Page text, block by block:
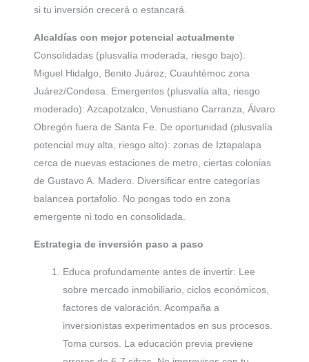
si tu inversión crecerá o estancará.
Alcaldías con mejor potencial actualmente
Consolidadas (plusvalía moderada, riesgo bajo):
Miguel Hidalgo, Benito Juárez, Cuauhtémoc zona
Juárez/Condesa. Emergentes (plusvalía alta, riesgo
moderado): Azcapotzalco, Venustiano Carranza, Álvaro
Obregón fuera de Santa Fe. De oportunidad (plusvalía
potencial muy alta, riesgo alto): zonas de Iztapalapa
cerca de nuevas estaciones de metro, ciertas colonias
de Gustavo A. Madero. Diversificar entre categorías
balancea portafolio. No pongas todo en zona
emergente ni todo en consolidada.
Estrategia de inversión paso a paso
Educa profundamente antes de invertir: Lee
sobre mercado inmobiliario, ciclos económicos,
factores de valoración. Acompaña a
inversionistas experimentados en sus procesos.
Toma cursos. La educación previa previene